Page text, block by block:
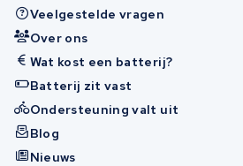
Veelgestelde vragen
Over ons
Wat kost een batterij?
Batterij zit vast
Ondersteuning valt uit
Blog
Nieuws